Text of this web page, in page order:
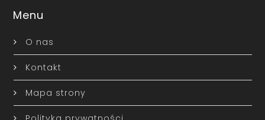
Menu
O nas
Kontakt
Mapa strony